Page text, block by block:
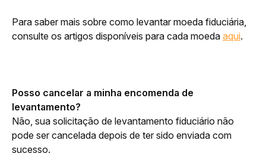
Para saber mais sobre como levantar moeda fiduciária,
consulte os artigos disponíveis para cada moeda aqui.
Posso cancelar a minha encomenda de
levantamento?
Não, sua solicitação de levantamento fiduciário não
pode ser cancelada depois de ter sido enviada com
sucesso.